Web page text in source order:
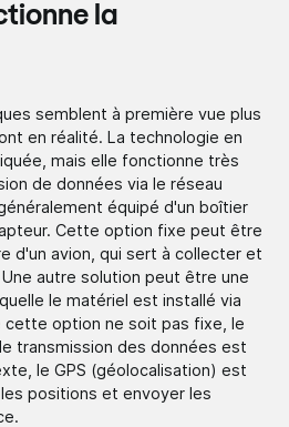
la
semblent à première vue plus
en réalité. La technologie en
mais elle fonctionne très
de données via le réseau
équipé d'un boîtier
Cette option fixe peut être
d'un avion, qui sert à collecter et
autre solution peut être une
le matériel est installé via
cette option ne soit pas fixe, le
transmission des données est
le GPS (géolocalisation) est
positions et envoyer les